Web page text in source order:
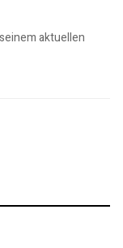
aktuellen
Busch